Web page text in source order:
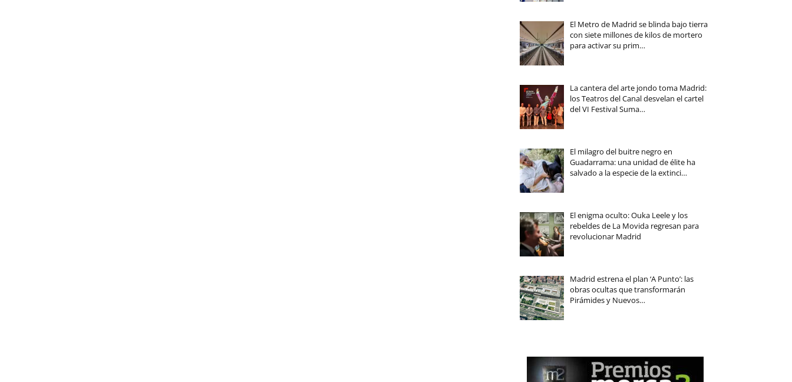
El Metro de Madrid se blinda bajo tierra
con siete millones de kilos de mortero
para activar su prim…
La cantera del arte jondo toma Madrid:
los Teatros del Canal desvelan el cartel
del VI Festival Suma…
El milagro del buitre negro en
Guadarrama: una unidad de élite ha
salvado a la especie de la extinci…
El enigma oculto: Ouka Leele y los
rebeldes de La Movida regresan para
revolucionar Madrid
Madrid estrena el plan ‘A Punto’: las
obras ocultas que transformarán
Pirámides y Nuevos…